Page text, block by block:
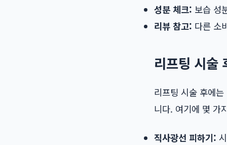
성분 체크: 보습 성
리뷰 참고: 다른 소
리프팅 시술
리프팅 시술 후에
니다. 여기에 몇 가
직사광선 피하기: